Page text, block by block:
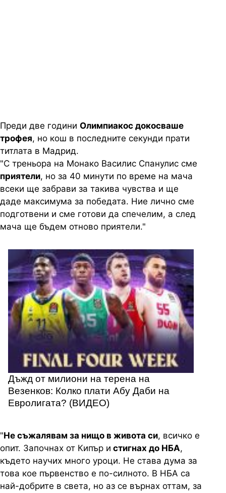
Преди две години Олимпиакос докосваше
трофея, но кош в последните секунди прати
титлата в Мадрид.
"С треньора на Монако Василис Спанулис сме
приятели, но за 40 минути по време на мача
всеки ще забрави за такива чувства и ще
даде максимума за победата. Ние лично сме
подготвени и сме готови да спечелим, а след
мача ще бъдем отново приятели."
Дъжд от милиони на терена на
Везенков: Колко плати Абу Даби на
Евролигата? (ВИДЕО)
"Не съжалявам за нищо в живота си, всичко е
опит. Започнах от Кипър и стигнах до НБА,
където научих много уроци. Не става дума за
това кое първенство е по-силното. В НБА са
най-добрите в света, но аз се върнах оттам, за